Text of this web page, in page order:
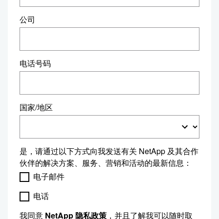
公司
电话号码
国家/地区
是，请通过以下方式向我发送有关 NetApp 及其合作
伙伴的解决方案、服务、营销和活动的最新信息：
电子邮件
电话
我同意 NetApp 隐私政策 ，并且了解我可以随时取